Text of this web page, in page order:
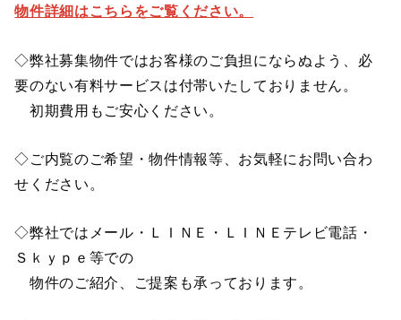
物件詳細はこちらをご覧ください。
◇弊社募集物件ではお客様のご負担にならぬよう、必
要のない有料サービスは付帯いたしておりません。
初期費用もご安心ください。
◇ご内覧のご希望・物件情報等、お気軽にお問い合わ
せください。
◇弊社ではメール・ＬＩＮＥ・ＬＩＮＥテレビ電話・
Ｓｋｙｐｅ等での
物件のご紹介、ご提案も承っております。